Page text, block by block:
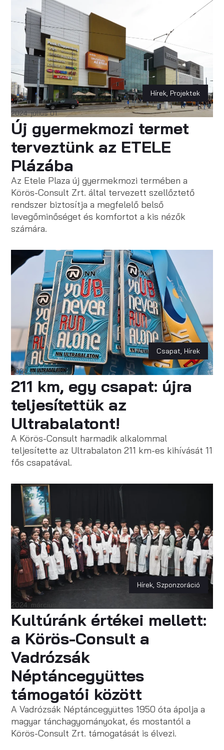
Hírek, Projektek
2024. július 01.
Új gyermekmozi termet
terveztünk az ETELE
Plázába
Az Etele Plaza új gyermekmozi termében a
Körös-Consult Zrt. által tervezett szellőztető
rendszer biztosítja a megfelelő belső
levegőminőséget és komfortot a kis nézők
számára.
Csapat, Hírek
2024. május 06.
211 km, egy csapat: újra
teljesítettük az
Ultrabalatont!
A Körös-Consult harmadik alkalommal
teljesítette az Ultrabalaton 211 km-es kihívását 11
fős csapatával.
Hírek, Szponzoráció
2024. március 28.
Kultúránk értékei mellett:
a Körös-Consult a
Vadrózsák
Néptáncegyüttes
támogatói között
A Vadrózsák Néptáncegyüttes 1950 óta ápolja a
magyar tánchagyományokat, és mostantól a
Körös-Consult Zrt. támogatását is élvezi.